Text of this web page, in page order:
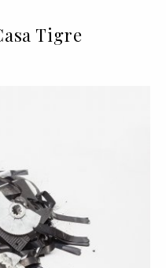
Tigre